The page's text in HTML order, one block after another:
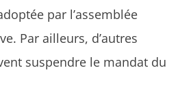
par l’assemblée
Par ailleurs, d’autres
suspendre le mandat du